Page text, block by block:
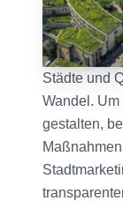
Städte und
Wandel.
gestalten,